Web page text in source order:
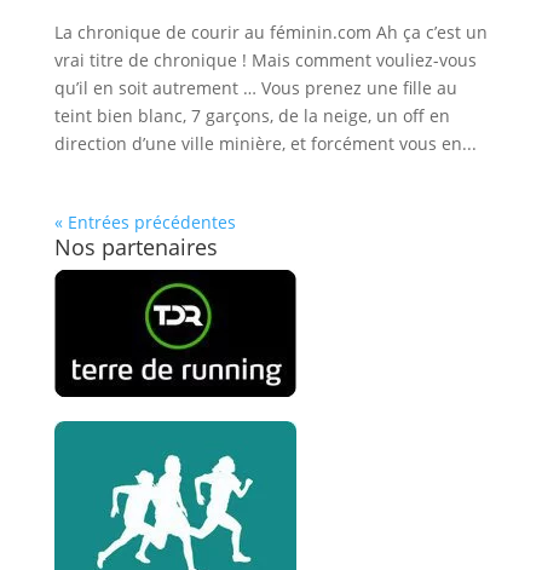
La chronique de courir au féminin.com Ah ça c’est un
vrai titre de chronique ! Mais comment vouliez-vous
qu’il en soit autrement … Vous prenez une fille au
teint bien blanc, 7 garçons, de la neige, un off en
direction d’une ville minière, et forcément vous en...
« Entrées précédentes
Nos partenaires